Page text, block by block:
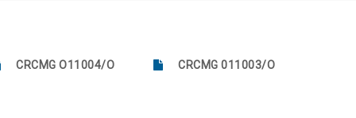
CRCMG O11004/O CRCMG 011003/O